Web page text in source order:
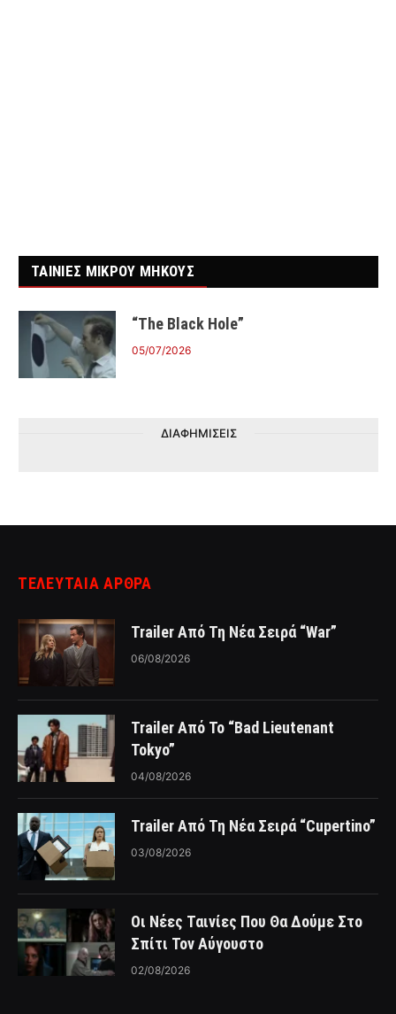
ΤΑΙΝΙΕΣ ΜΙΚΡΟΥ ΜΗΚΟΥΣ
“The Black Hole”
05/07/2026
ΔΙΑΦΗΜΙΣΕΙΣ
ΤΕΛΕΥΤΑΙΑ ΑΡΘΡΑ
Trailer Από Τη Νέα Σειρά “War”
06/08/2026
Trailer Από Το “Bad Lieutenant
Tokyo”
04/08/2026
Trailer Από Τη Νέα Σειρά “Cupertino”
03/08/2026
Οι Νέες Ταινίες Που Θα Δούμε Στο
Σπίτι Τον Αύγουστο
02/08/2026